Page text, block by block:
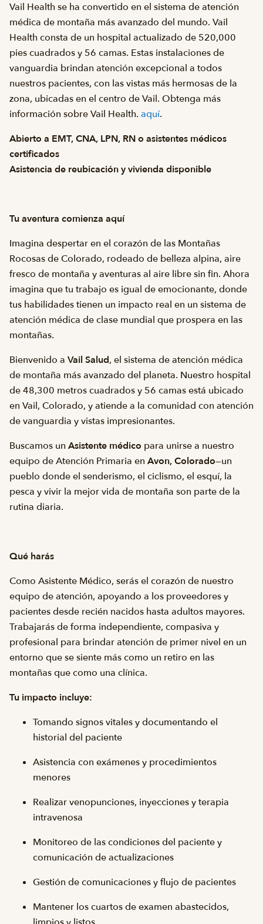
Vail Health se ha convertido en el sistema de atención
médica de montaña más avanzado del mundo. Vail
Health consta de un hospital actualizado de 520,000
pies cuadrados y 56 camas. Estas instalaciones de
vanguardia brindan atención excepcional a todos
nuestros pacientes, con las vistas más hermosas de la
zona, ubicadas en el centro de Vail. Obtenga más
información sobre Vail Health. aquí.
Abierto a EMT, CNA, LPN, RN o asistentes médicos
certificados
Asistencia de reubicación y vivienda disponible
Tu aventura comienza aquí
Imagina despertar en el corazón de las Montañas
Rocosas de Colorado, rodeado de belleza alpina, aire
fresco de montaña y aventuras al aire libre sin fin. Ahora
imagina que tu trabajo es igual de emocionante, donde
tus habilidades tienen un impacto real en un sistema de
atención médica de clase mundial que prospera en las
montañas.
Bienvenido a Vail Salud, el sistema de atención médica
de montaña más avanzado del planeta. Nuestro hospital
de 48,300 metros cuadrados y 56 camas está ubicado
en Vail, Colorado, y atiende a la comunidad con atención
de vanguardia y vistas impresionantes.
Buscamos un Asistente médico para unirse a nuestro
equipo de Atención Primaria en Avon, Colorado—un
pueblo donde el senderismo, el ciclismo, el esquí, la
pesca y vivir la mejor vida de montaña son parte de la
rutina diaria.
Qué harás
Como Asistente Médico, serás el corazón de nuestro
equipo de atención, apoyando a los proveedores y
pacientes desde recién nacidos hasta adultos mayores.
Trabajarás de forma independiente, compasiva y
profesional para brindar atención de primer nivel en un
entorno que se siente más como un retiro en las
montañas que como una clínica.
Tu impacto incluye:
Tomando signos vitales y documentando el
historial del paciente
Asistencia con exámenes y procedimientos
menores
Realizar venopunciones, inyecciones y terapia
intravenosa
Monitoreo de las condiciones del paciente y
comunicación de actualizaciones
Gestión de comunicaciones y flujo de pacientes
Mantener los cuartos de examen abastecidos,